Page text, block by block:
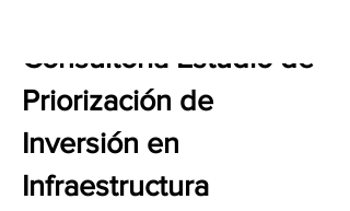
Consultoría Estudio de
Priorización de
Inversión en
Infraestructura